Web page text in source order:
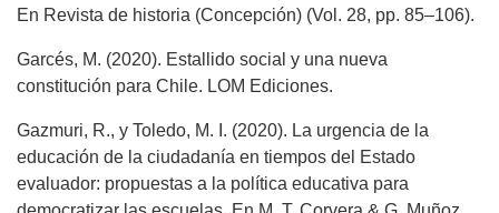
En Revista de historia (Concepción) (Vol. 28, pp. 85–106).
Garcés, M. (2020). Estallido social y una nueva
constitución para Chile. LOM Ediciones.
Gazmuri, R., y Toledo, M. I. (2020). La urgencia de la
educación de la ciudadanía en tiempos del Estado
evaluador: propuestas a la política educativa para